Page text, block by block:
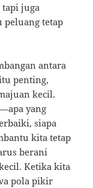
juga
tetap
antara
penting,
kecil.
yang
siapa
kita tetap
berani
Ketika kita
pola pikir